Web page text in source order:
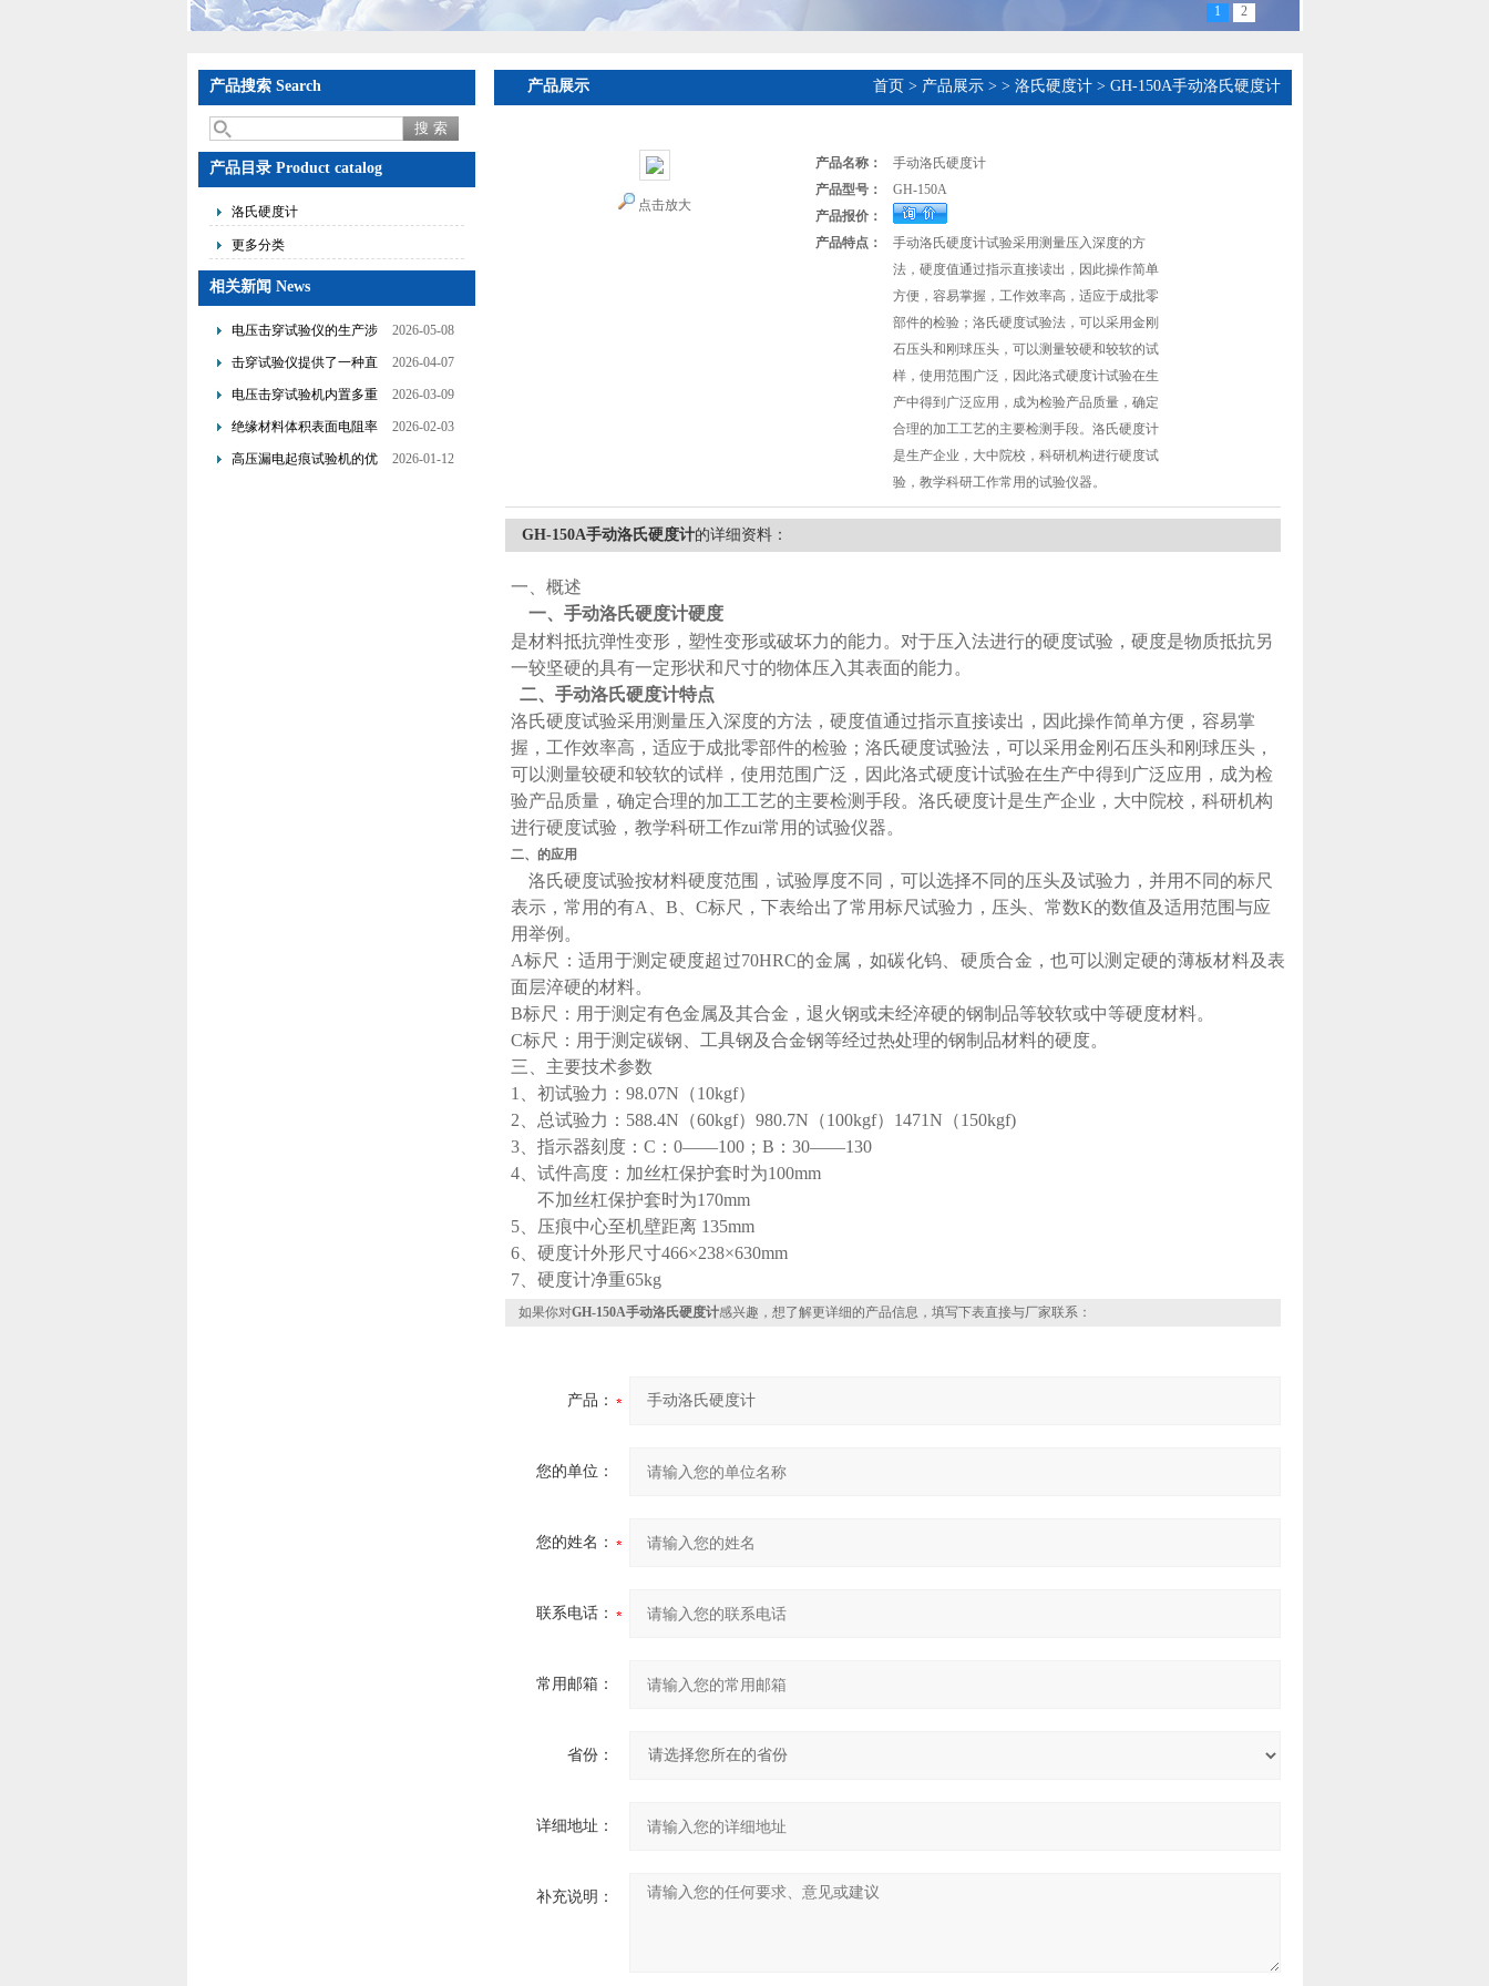
1 2
产品搜索 Search
产品目录 Product catalog
洛氏硬度计
更多分类
相关新闻 News
电压击穿试验仪的生产涉
及了多个技术领域的整合
2026-05-08
击穿试验仪提供了一种直
观且量化的评估手段
2026-04-07
电压击穿试验机内置多重
保护机制可避免操作风险
2026-03-09
绝缘材料体积表面电阻率
测试仪是基于欧姆定律设
2026-02-03
高压漏电起痕试验机的优
2026-01-12
产品展示 首页 > 产品展示> > 洛氏硬度计> GH-150A手动洛氏硬度计
点击放大
产品名称：
手动洛氏硬度计
产品型号：
GH-150A
产品报价：
产品特点：
手动洛氏硬度计试验采用测量压入深度的方
法，硬度值通过指示直接读出，因此操作简单
方便，容易掌握，工作效率高，适应于成批零
部件的检验；洛氏硬度试验法，可以采用金刚
石压头和刚球压头，可以测量较硬和较软的试
样，使用范围广泛，因此洛式硬度计试验在生
产中得到广泛应用，成为检验产品质量，确定
合理的加工工艺的主要检测手段。洛氏硬度计
是生产企业，大中院校，科研机构进行硬度试
验，教学科研工作常用的试验仪器。
GH-150A手动洛氏硬度计的详细资料：
一、概述
一、 手动洛氏硬度计硬度
是材料抵抗弹性变形，塑性变形或破坏力的能力。对于压入法进行的硬度试验，硬度是物质抵抗另
一较坚硬的具有一定形状和尺寸的物体压入其表面的能力。
二、 手动洛氏硬度计特点
洛氏硬度试验采用测量压入深度的方法，硬度值通过指示直接读出，因此操作简单方便，容易掌
握，工作效率高，适应于成批零部件的检验；洛氏硬度试验法，可以采用金刚石压头和刚球压头，
可以测量较硬和较软的试样，使用范围广泛，因此洛式硬度计试验在生产中得到广泛应用，成为检
验产品质量，确定合理的加工工艺的主要检测手段。洛氏硬度计是生产企业，大中院校，科研机构
进行硬度试验，教学科研工作zui常用的试验仪器。
二、 的应用
洛氏硬度试验按材料硬度范围，试验厚度不同，可以选择不同的压头及试验力，并用不同的标尺
表示，常用的有A、B、C标尺，下表给出了常用标尺试验力，压头、常数K的数值及适用范围与应
用举例。
A标尺：适用于测定硬度超过70HRC的金属，如碳化钨、硬质合金，也可以测定硬的薄板材料及表
面层淬硬的材料。
B标尺：用于测定有色金属及其合金，退火钢或未经淬硬的钢制品等较软或中等硬度材料。
C标尺：用于测定碳钢、工具钢及合金钢等经过热处理的钢制品材料的硬度。
三、主要技术参数
1、初试验力：98.07N（10kgf）
2、总试验力：588.4N（60kgf）980.7N（100kgf）1471N（150kgf)
3、指示器刻度：C：0——100；B：30——130
4、试件高度：加丝杠保护套时为100mm
不加丝杠保护套时为170mm
5、压痕中心至机壁距离 135mm
6、硬度计外形尺寸466×238×630mm
7、硬度计净重65kg
如果你对GH-150A手动洛氏硬度计感兴趣，想了解更详细的产品信息，填写下表直接与厂家联系：
产品：
您的单位：
您的姓名：
联系电话：
常用邮箱：
省份：
详细地址：
补充说明：